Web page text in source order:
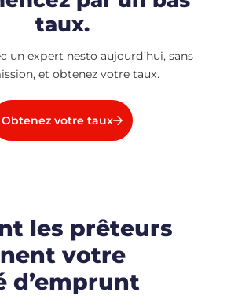
taux.
un expert nesto aujourd’hui, sans
et obtenez votre taux.
Obtenez votre taux
les prêteurs
votre
d’emprunt